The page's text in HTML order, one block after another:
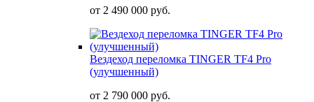
от 2 490 000 руб.
Вездеход переломка TINGER TF4 Pro
(улучшенный)
от 2 790 000 руб.